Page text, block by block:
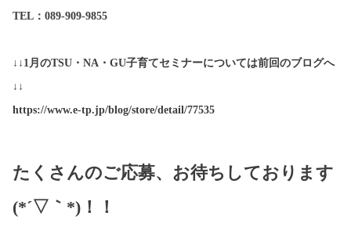
TEL ： 089-909-9855
↓↓1月のTSU・NA・GU子育てセミナーについては前回のブログへ
↓↓
https://www.e-tp.jp/blog/store/detail/77535
たくさんのご応募、お待ちしております
(*´▽｀ *) ！！